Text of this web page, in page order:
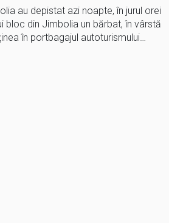
au depistat azi noapte, în jurul orei
bloc din Jimbolia un bărbat, în vârstă
în portbagajul autoturismului…